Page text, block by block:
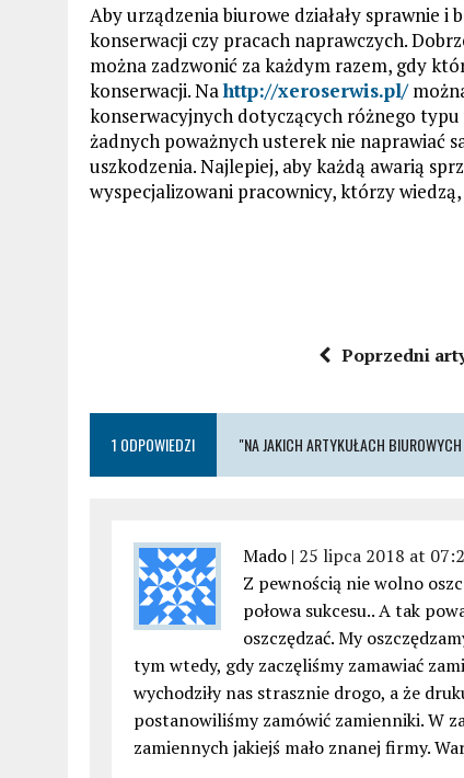
Aby urządzenia biurowe działały sprawnie i
konserwacji czy pracach naprawczych.
można zadzwonić za każdym razem, gdy
konserwacji. Nahttp://xeroserwis.pl/
konserwacyjnych dotyczących różnego
żadnych poważnych usterek nie naprawiać
uszkodzenia. Najlepiej, aby każdą awarią
wyspecjalizowani pracownicy, którzy
Poprzedni
1 ODPOWIEDZI "NA JAKICH ARTYKUŁACH
Mado | 25 lipca 2018 at
Z pewnością nie wolno
połowa sukcesu.. A tak
oszczędzać. My
tym wtedy, gdy zaczęliśmy zamawiać
wychodziły nas strasznie drogo, a że
postanowiliśmy zamówić zamienniki. W
zamiennych jakiejś mało znanej firmy.